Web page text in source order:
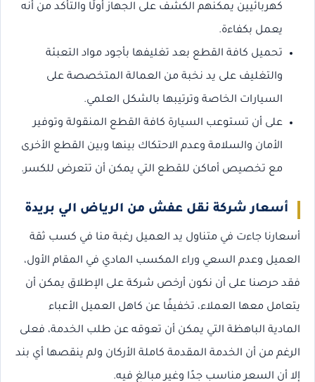
كهربائيين يمكنهم الكشف على الجهاز أولًا والتأكد من أنه
يعمل بكفاءة.
تحميل كافة القطع بعد تغليفها بأجود مواد التعبئة
والتغليف على يد نخبة من العمالة المتخصصة على
السيارات الخاصة وترتيبها بالشكل العلمي.
على أن تستوعب السيارة كافة القطع المنقولة وتوفير
الأمان والسلامة وعدم الاحتكاك بينها وبين القطع الأخرى
مع تخصيص أماكن للقطع التي يمكن أن تتعرض للكسر.
أسعار شركة نقل عفش من الرياض الي بريدة
أسعارنا جاءت في متناول يد العميل رغبة منا في كسب ثقة
العميل وعدم السعي وراء المكسب المادي في المقام الأول،
فقد حرصنا على أن نكون أرخص شركة على الإطلاق يمكن أن
يتعامل معها العملاء، تخفيفًا عن كاهل العميل الأعباء
المادية الباهظة التي يمكن أن تعوقه عن طلب الخدمة، فعلى
الرغم من أن الخدمة المقدمة كاملة الأركان ولم ينقصها أي بند
إلا أن السعر مناسب جدًا وغير مبالغ فيه.